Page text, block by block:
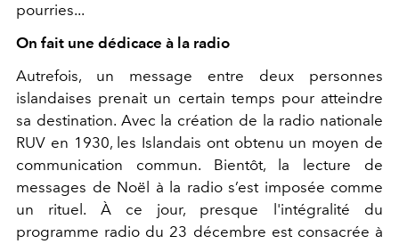
pourries...
On fait une dédicace à la radio
Autrefois, un message entre deux personnes
islandaises prenait un certain temps pour atteindre
sa destination. Avec la création de la radio nationale
RUV en 1930, les Islandais ont obtenu un moyen de
communication commun. Bientôt, la lecture de
messages de Noël à la radio s’est imposée comme
un rituel. À ce jour, presque l'intégralité du
programme radio du 23 décembre est consacrée à